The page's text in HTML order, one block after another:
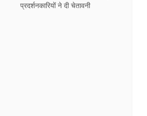
प्रदर्शनकारियों ने दी चेतावनी